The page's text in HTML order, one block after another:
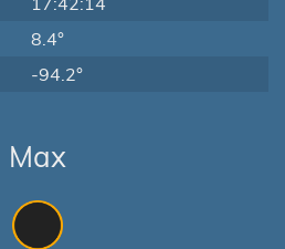
8.4°
-94.2°
Max